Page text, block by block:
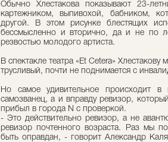
Обычно Хлестакова показывают 23-
картежником, выпивохой, бабником,
другой. В этом рисунке блестящих
бессмысленно и вторично, да и не по
резвостью молодого артиста.
В спектакле театра «Et Cetera»
трусливый, почти не поднимается с
Но самое удивительное происходит в
самозванец, а и вправду ревизор,
прибыл в города N с проверкой.
- Это действительно ревизор, а не
ревизор почтенного возраста. Раз мы
быть оправдан, - говорит Александр